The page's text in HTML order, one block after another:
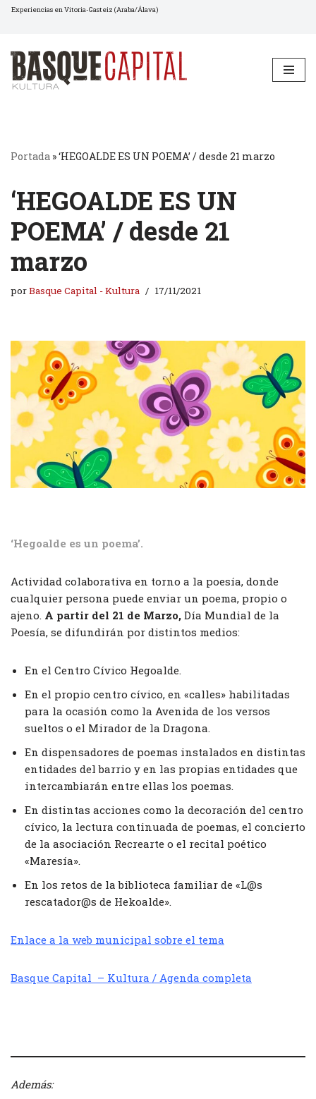
al
contenido
Experiencias en Vitoria-Gasteiz (Araba/Álava)
Portada »‘HEGOALDE ES UN POEMA’ / desde 21 marzo
‘HEGOALDE ES UN
POEMA’ / desde 21
marzo
porBasque Capital - Kultura 17/11/2021
‘Hegoalde es un poema’.
Actividad colaborativa en torno a la poesía, donde
cualquier persona puede enviar un poema, propio o
ajeno. A partir del 21 de Marzo, Día Mundial de la
Poesía, se difundirán por distintos medios:
En el Centro Cívico Hegoalde.
En el propio centro cívico, en «calles» habilitadas
para la ocasión como la Avenida de los versos
sueltos o el Mirador de la Dragona.
En dispensadores de poemas instalados en distintas
entidades del barrio y en las propias entidades que
intercambiarán entre ellas los poemas.
En distintas acciones como la decoración del centro
cívico, la lectura continuada de poemas, el concierto
de la asociación Recrearte o el recital poético
«Maresía».
En los retos de la biblioteca familiar de «L@s
rescatador@s de Hekoalde».
Enlace a la web municipal sobre el tema
Basque Capital – Kultura / Agenda completa
Además: